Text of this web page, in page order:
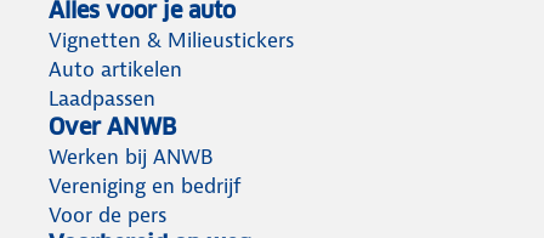
Alles voor je auto
Vignetten & Milieustickers
Auto artikelen
Laadpassen
Over ANWB
Werken bij ANWB
Vereniging en bedrijf
Voor de pers